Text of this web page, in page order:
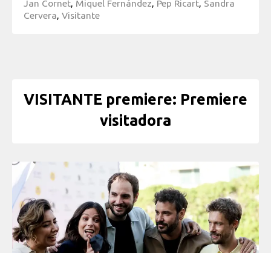
Jan Cornet, Miquel Fernández, Pep Ricart, Sandra
Cervera, Visitante
VISITANTE premiere: Premiere
visitadora